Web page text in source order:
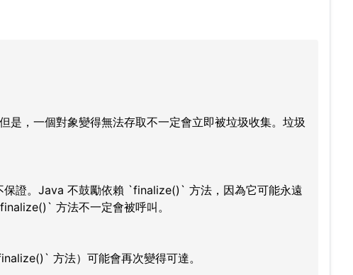
是，一個對象變得無法存取不一定會立即被垃圾收集。垃圾
證。Java 不鼓勵依賴 `finalize()` 方法，因為它可能永遠
方法不一定會被呼叫。
方法）可能會再次變得可達。